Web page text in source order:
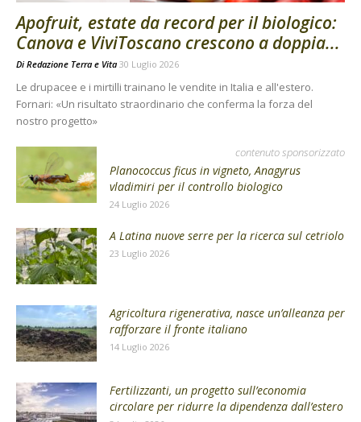
Apofruit, estate da record per il biologico:
Canova e ViviToscano crescono a doppia...
Di Redazione Terra e Vita 30 Luglio 2026
Le drupacee e i mirtilli trainano le vendite in Italia e all'estero.
Fornari: «Un risultato straordinario che conferma la forza del
nostro progetto»
contenuto sponsorizzato
Planococcus ficus in vigneto, Anagyrus
vladimiri per il controllo biologico
24 Luglio 2026
A Latina nuove serre per la ricerca sul cetriolo
23 Luglio 2026
Agricoltura rigenerativa, nasce un’alleanza per
rafforzare il fronte italiano
14 Luglio 2026
Fertilizzanti, un progetto sull’economia
circolare per ridurre la dipendenza dall’estero